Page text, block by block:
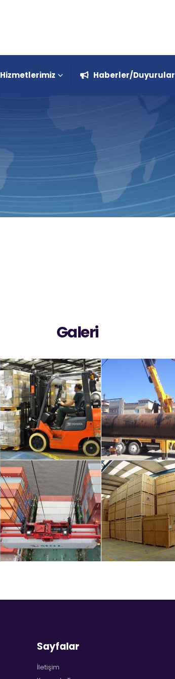
Hizmetlerimiz Haberler/Duyurular
Galeri
Sayfalar
İletişim